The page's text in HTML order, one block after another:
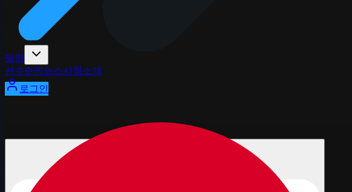
일정
선수순위뉴스시청소개
로그인